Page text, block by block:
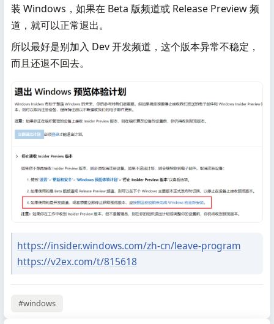
装 Windows，如果在 Beta 版频道或 Release Preview 频
道，就可以正常退出。
所以最好是别加入 Dev 开发频道，这个版本异常不稳定，
而且还退不回去。
https://insider.windows.com/zh-cn/leave-program
https://v2ex.com/t/815618
#windows